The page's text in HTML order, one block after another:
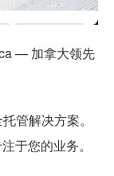
— 加拿大领先
管解决方案。
于您的业务。